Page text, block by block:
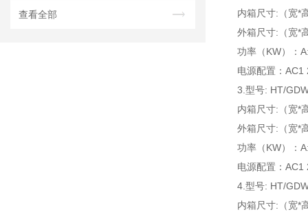
查看全部
内箱尺寸:（宽*
外箱尺寸:（宽*
功率（KW）：
电源配置：
3.型号: HT/
内箱尺寸:（宽*
外箱尺寸:（宽*
功率（KW）：
电源配置：
4.型号: HT/
内箱尺寸:（宽*